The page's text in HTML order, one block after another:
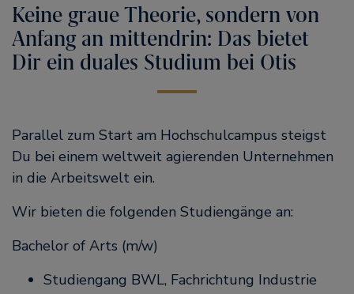
Keine graue Theorie, sondern von
Anfang an mittendrin: Das bietet
Dir ein duales Studium bei Otis
Parallel zum Start am Hochschulcampus steigst
Du bei einem weltweit agierenden Unternehmen
in die Arbeitswelt ein.
Wir bieten die folgenden Studiengänge an:
Bachelor of Arts (m/w)
Studiengang BWL, Fachrichtung Industrie